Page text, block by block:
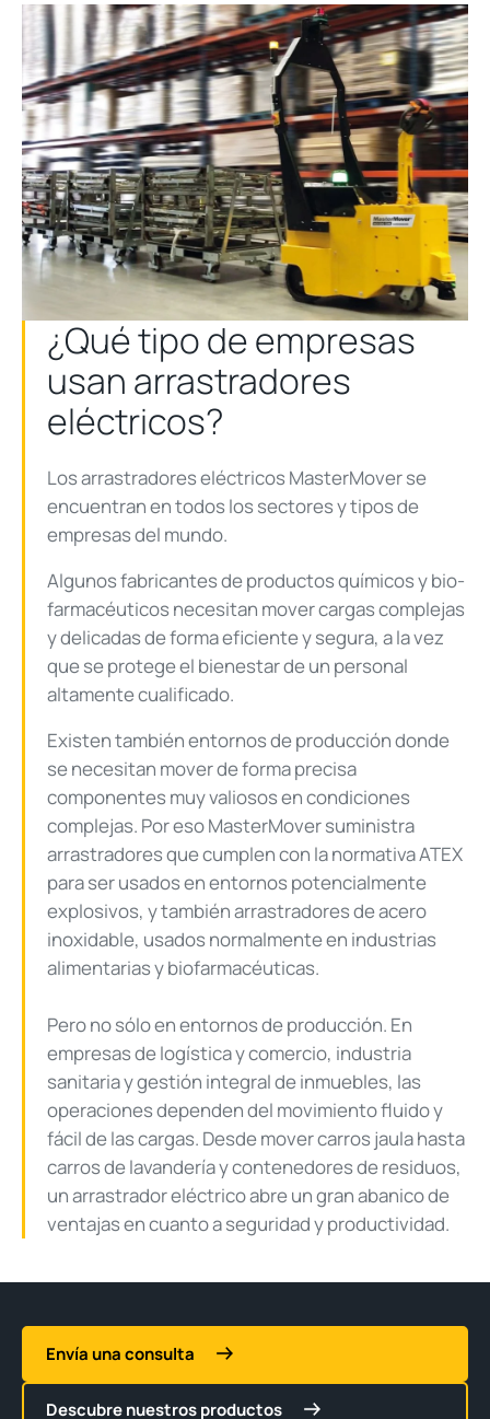
¿Qué tipo de empresas
usan arrastradores
eléctricos?
Los arrastradores eléctricos MasterMover se
encuentran en todos los sectores y tipos de
empresas del mundo.
Algunos fabricantes de productos químicos y bio-
farmacéuticos necesitan mover cargas complejas
y delicadas de forma eficiente y segura, a la vez
que se protege el bienestar de un personal
altamente cualificado.
Existen también entornos de producción donde
se necesitan mover de forma precisa
componentes muy valiosos en condiciones
complejas. Por eso MasterMover suministra
arrastradores que cumplen con la normativa ATEX
para ser usados en entornos potencialmente
explosivos, y también arrastradores de acero
inoxidable, usados normalmente en industrias
alimentarias y biofarmacéuticas.
Pero no sólo en entornos de producción. En
empresas de logística y comercio, industria
sanitaria y gestión integral de inmuebles, las
operaciones dependen del movimiento fluido y
fácil de las cargas. Desde mover carros jaula hasta
carros de lavandería y contenedores de residuos,
un arrastrador eléctrico abre un gran abanico de
ventajas en cuanto a seguridad y productividad.
Envía una consulta
Descubre nuestros productos